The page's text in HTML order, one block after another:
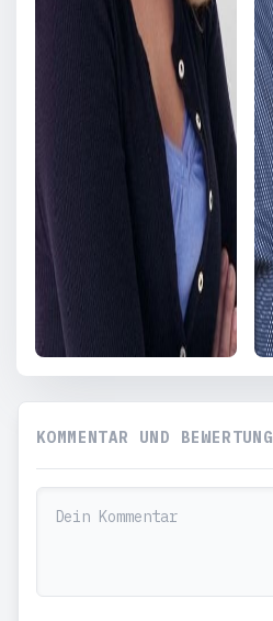
KOMMENTAR UND BEWERTUNG